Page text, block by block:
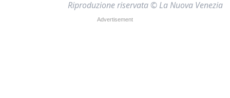
Riproduzione riservata © La Nuova Venezia